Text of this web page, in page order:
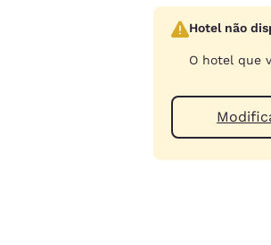
Hotel não
O hotel que